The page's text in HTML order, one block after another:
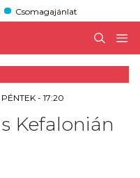
Csomagajánlat
- 17:20
Kefalonián